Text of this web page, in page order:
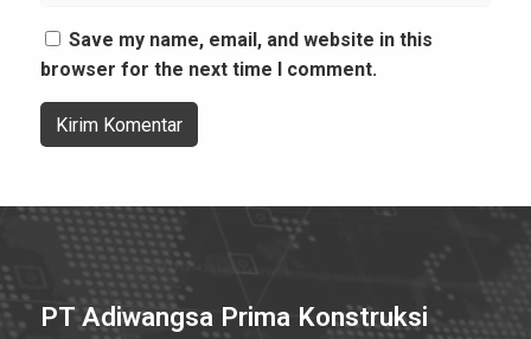
Save my name, email, and website in this
browser for the next time I comment.
PT Adiwangsa Prima Konstruksi